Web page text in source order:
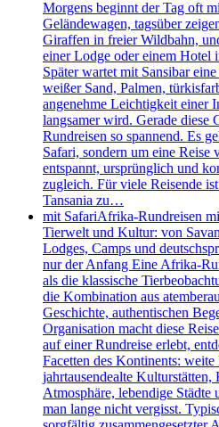
Morgens beginnt der Tag oft
Geländewagen, tagsüber
Giraffen in freier Wildbahn,
einer Lodge oder einem Hotel
Später wartet mit Sansibar
weißer Sand, Palmen,
angenehme Leichtigkeit einer
langsamer wird. Gerade diese
Rundreisen so spannend. Es
Safari, sondern um eine
entspannt, ursprünglich und
zugleich. Für viele Reisende
Tansania zu…
mit SafariAfrika-Rundreisen
Tierwelt und Kultur: von
Lodges, Camps und
nur der Anfang Eine Afrika-
als die klassische
die Kombination aus
Geschichte, authentischen
Organisation macht diese
auf einer Rundreise erlebt,
Facetten des Kontinents:
jahrtausendealte Kulturstätten,
Atmosphäre, lebendige
man lange nicht vergisst.